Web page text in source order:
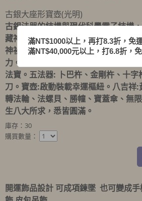
古銀大座形寶壺(光明)
古銀法器的結構與現代科學電子結構
藏神秘高深的法力與靈動力，是超自
神祕力量，對開運、聚財、納福、避
力。古銀可排除負性能量，達到心想
法寶。五法器: 卜巴杵、金剛杵、十
刀。寶壺:啟動裝載幸運樞紐。八吉祥:
轉法輪、法螺貝、勝幢、寶蓋傘、無
生八大所求，悉皆圓滿。
庫存：30
購買數量：
開運飾品設計 可成項鍊墜 也可變成
滿NT$1000以上，再打8.3折，免
滿NT$40,000元以上，打6.8折，免